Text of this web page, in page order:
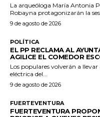
La arqueóloga María Antonia
Robayna protagonizarán la
9 de agosto de 2026
POLÍTICA
EL PP RECLAMA AL
AGILICE EL COMEDOR
Los populares volverán a
eléctrica del...
9 de agosto de 2026
FUERTEVENTURA
FUERTEVENTURA